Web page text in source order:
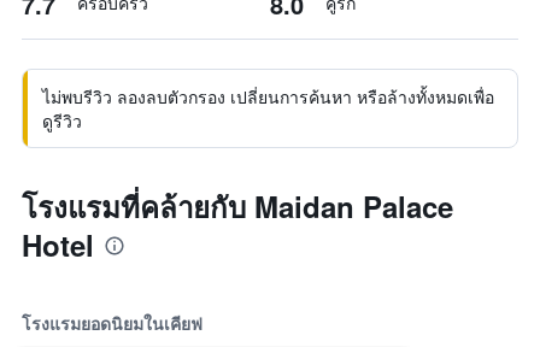
ไม่พบรีวิว ลองลบตัวกรอง เปลี่ยนการค้นหา หรือล้างทั้งหมดเพื่อ
ดูรีวิว
โรงแรมที่คล้ายกับ Maidan Palace
Hotel
โรงแรมยอดนิยมในเคียฟ